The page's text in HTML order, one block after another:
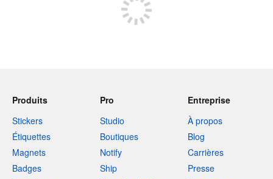
Produits
Stickers
Étiquettes
Magnets
Badges
Pro
Studio
Boutiques
Notify
Ship
Entreprise
À propos
Blog
Carrières
Presse